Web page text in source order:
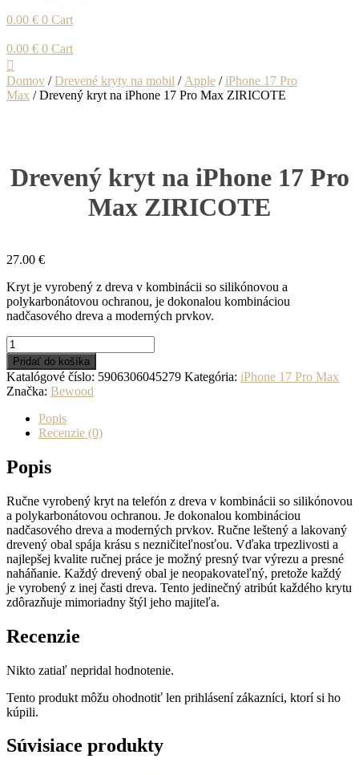
0.00 € 0 Cart
0.00 € 0 Cart
Domov /Drevené kryty na mobil / Apple / iPhone 17 Pro
Max / Drevený kryt na iPhone 17 Pro Max ZIRICOTE
Drevený kryt na iPhone 17 Pro
Max ZIRICOTE
27.00 €
Kryt je vyrobený z dreva v kombinácii so silikónovou a
polykarbonátovou ochranou, je dokonalou kombináciou
nadčasového dreva a moderných prvkov.
množstvo
Drevený
kryt
na
iPhone
ZIRICOTE
Pridať do košíka
Katalógové číslo: 5906306045279 Kategória: iPhone 17 Pro Max
Značka: Bewood
Popis
Recenzie (0)
Popis
Ručne vyrobený kryt na telefón z dreva v kombinácii so silikónovou
a polykarbonátovou ochranou. Je dokonalou kombináciou
nadčasového dreva a moderných prvkov. Ručne leštený a lakovaný
drevený obal spája krásu s nezničiteľnosťou. Vďaka trpezlivosti a
najlepšej kvalite ručnej práce je možný presný tvar výrezu a presné
naháňanie. Každý drevený obal je neopakovateľný, pretože každý
je vyrobený z inej časti dreva. Tento jedinečný atribút každého krytu
zdôrazňuje mimoriadny štýl jeho majiteľa.
Recenzie
Nikto zatiaľ nepridal hodnotenie.
Tento produkt môžu ohodnotiť len prihlásení zákazníci, ktorí si ho
kúpili.
Súvisiace produkty